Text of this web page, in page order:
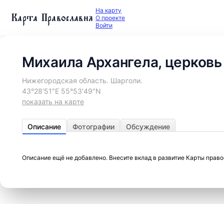
Карта Православия На карту
О проекте
Войти
Михаила Архангела, церковь
Нижегородская область. Шарголи.
43°28′51″E 55°53′49″N
показать на карте
Описание Фотографии Обсуждение
Описание ещё не добавлено. Внесите вклад в развитие Карты